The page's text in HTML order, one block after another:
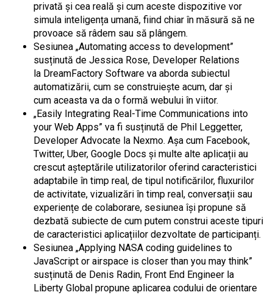
privată și cea reală și cum aceste dispozitive vor
simula inteligența umană, fiind chiar în măsură să ne
provoace să râdem sau să plângem.
Sesiunea „Automating access to development”
susținută de Jessica Rose, Developer Relations
la DreamFactory Software va aborda subiectul
automatizării, cum se construiește acum, dar și
cum aceasta va da o formă webului în viitor.
„Easily Integrating Real-Time Communications into
your Web Apps” va fi susținută de Phil Leggetter,
Developer Advocate la Nexmo. Așa cum Facebook,
Twitter, Uber, Google Docs și multe alte aplicații au
crescut așteptările utilizatorilor oferind caracteristici
adaptabile în timp real, de tipul notificărilor, fluxurilor
de activitate, vizualizări în timp real, conversații sau
experiențe de colaborare, sesiunea își propune să
dezbată subiecte de cum putem construi aceste tipuri
de caracteristici aplicațiilor dezvoltate de participanți.
Sesiunea „Applying NASA coding guidelines to
JavaScript or airspace is closer than you may think”
susținută de Denis Radin, Front End Engineer la
Liberty Global propune aplicarea codului de orientare